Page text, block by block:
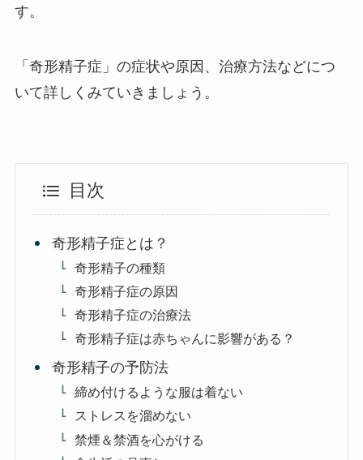
す。
「奇形精子症」の症状や原因、治療方法などにつ
いて詳しくみていきましょう。
目次
奇形精子症とは？
奇形精子の種類
奇形精子症の原因
奇形精子症の治療法
奇形精子症は赤ちゃんに影響がある？
奇形精子の予防法
締め付けるような服は着ない
ストレスを溜めない
禁煙＆禁酒を心がける